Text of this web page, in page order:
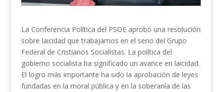
La Conferencia Política del PSOE aprobó una resolución
sobre laicidad que trabajamos en el seno del Grupo
Federal de Cristianos Socialistas. La política del
gobierno socialista ha significado un avance en laicidad.
El logro más importante ha sido la aprobación de leyes
fundadas en la moral pública y en la soberanía de las